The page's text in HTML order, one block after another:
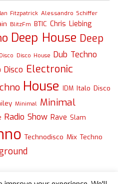
Fitzpatrick Alessandro Schiffer
BlitzFm BTIC Chris Liebing
Deep House Deep
Disco Disco House Dub Techno
Disco Electronic
House IDM Italo Disco
Minimal Minimal
Radio Show Rave Slam
Technodisco Mix Techno